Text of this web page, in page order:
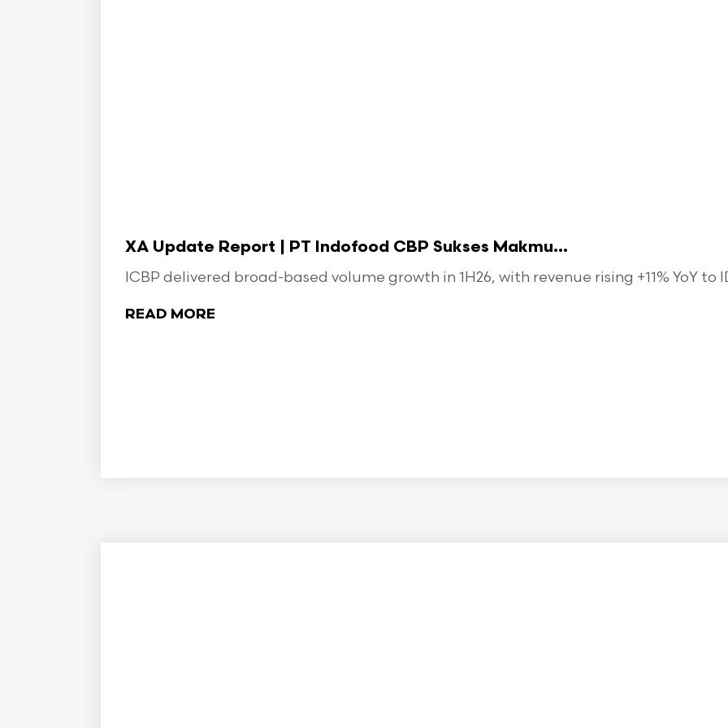
XA Update Report | PT Indofood CBP Sukses Makmu...
ICBP delivered broad-based volume growth in 1H26, with revenue rising +11% YoY to
READ MORE